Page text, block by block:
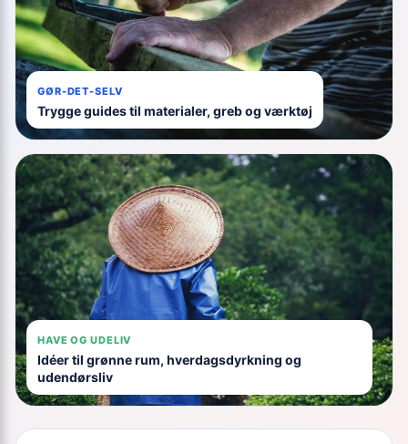
GØR-DET-SELV
Trygge guides til materialer, greb og værktøj
HAVE OG UDELIV
Idéer til grønne rum, hverdagsdyrkning og
udendørsliv